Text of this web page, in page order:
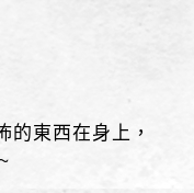
的東西在身上，